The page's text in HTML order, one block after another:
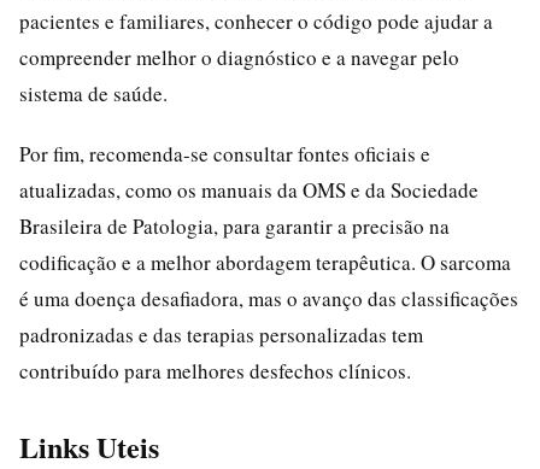
pacientes e familiares, conhecer o código pode ajudar a
compreender melhor o diagnóstico e a navegar pelo
sistema de saúde.
Por fim, recomenda-se consultar fontes oficiais e
atualizadas, como os manuais da OMS e da Sociedade
Brasileira de Patologia, para garantir a precisão na
codificação e a melhor abordagem terapêutica. O sarcoma
é uma doença desafiadora, mas o avanço das classificações
padronizadas e das terapias personalizadas tem
contribuído para melhores desfechos clínicos.
Links Uteis